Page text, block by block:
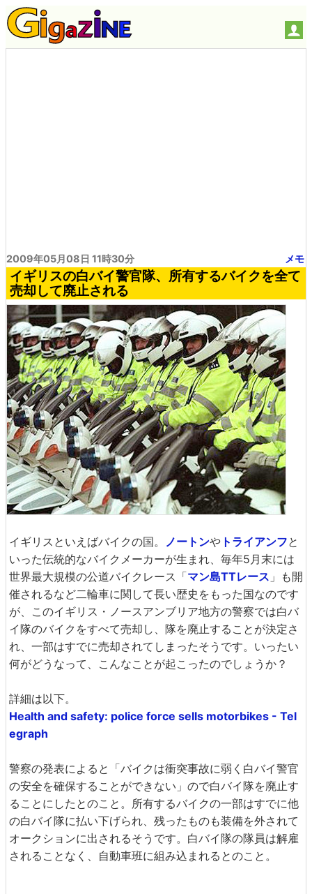
2009年05月08日 11時30分 メモ
イギリスの白バイ警官隊、所有するバイクを全て
売却して廃止される
イギリスといえばバイクの国。 ノートンや トライアンフと
いった伝統的なバイクメーカーが生まれ、毎年5月末には
世界最大規模の公道バイクレース「マン島TTレース 」も開
催されるなど二輪車に関して長い歴史をもった国なのです
が、このイギリス・ノースアンブリア地方の警察では白バ
イ隊のバイクをすべて売却し、隊を廃止することが決定さ
れ、一部はすでに売却されてしまったそうです。いったい
何がどうなって、こんなことが起こったのでしょうか？
詳細は以下。
Health and safety: police force sells motorbikes - Tel
egraph
警察の発表によると「バイクは衝突事故に弱く白バイ警官
の安全を確保することができない」ので白バイ隊を廃止す
ることにしたとのこと。所有するバイクの一部はすでに他
の白バイ隊に払い下げられ、残ったものも装備を外されて
オークションに出されるそうです。白バイ隊の隊員は解雇
されることなく、自動車班に組み込まれるとのこと。